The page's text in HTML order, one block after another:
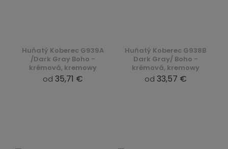
Huňatý Koberec G939A
/Dark Gray Boho -
krémová, kremowy
od 35,71 €
Huňatý Koberec G938B
Dark Gray/ Boho -
krémová, kremowy
od 33,57 €